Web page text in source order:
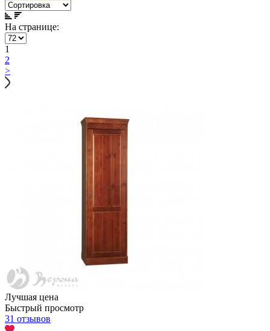
На странице:
1
2
>
Лучшая цена
Быстрый просмотр
31 отзывов